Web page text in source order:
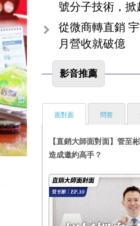
號分子技術，掀
從微商轉直銷 宇澄生技 啟動兩個
月營收就破億
影音推薦
面對面
【直銷大師面對面】管至
造成邀約高手？
問答